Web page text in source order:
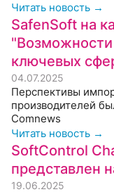
Читать новость →
SafenSoft на
ключевых
04.07.2025
Перспективы
производителей
Comnews
Читать новость →
SoftControl
представлен
19.06.2025